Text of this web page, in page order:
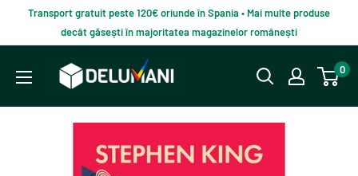
continut
Transport gratuit peste 120€ oriunde în Spania • Mai multe produse
decât găsești în majoritatea magazinelor românești
Delumani
Magazin
0